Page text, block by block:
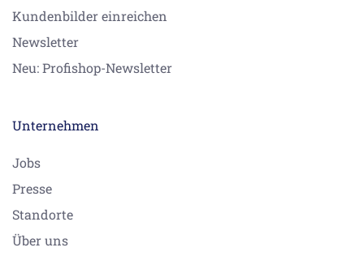
Kundenbilder einreichen
Newsletter
Neu: Profishop-Newsletter
Unternehmen
Jobs
Presse
Standorte
Über uns